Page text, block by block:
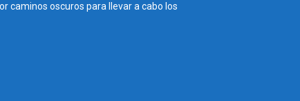
caminos oscuros para llevar a cabo los